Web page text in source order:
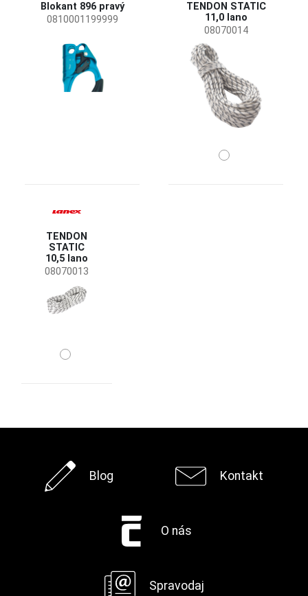
Blokant 896 pravý
0810001199999
TENDON STATIC
11,0 lano
08070014
TENDON
STATIC
10,5 lano
08070013
Blog Kontakt
O nás
Spravodaj